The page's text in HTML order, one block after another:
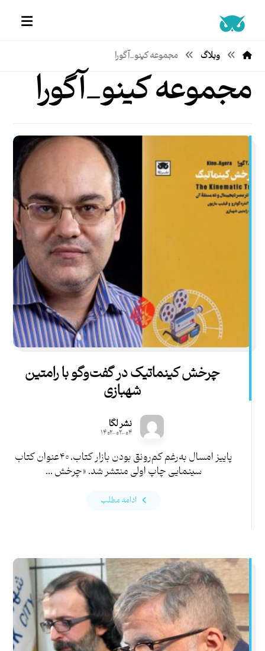
وبلاگ مجموعه کینو_آگورا
مجموعه کینو_آگورا
چرخش کینماتیک در گفت‌وگو با رامتین
شهبازی
نشر لگا
۱۴۰۲-۰۲-۰۴
پاییز امسال به‌رغم کم‌رونق بودن بازار کتاب، ۴۰عنوان کتاب
سینمایی چاپ اولی منتشر شد. «چرخش ...
ادامه مطلب